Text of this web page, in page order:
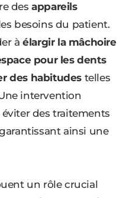
desappareils
besoins du patient.
àélargir la mâchoire
pour les dents
des habitudes telles
intervention
des traitements
ainsi une
un rôle crucial